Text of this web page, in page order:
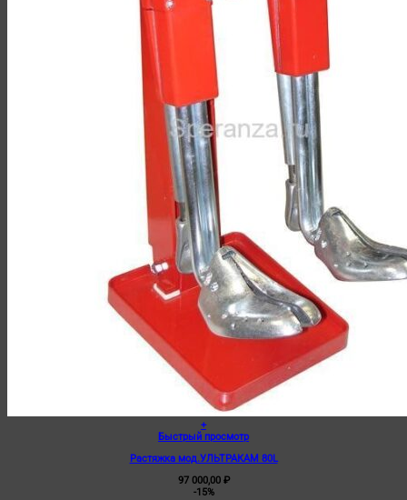
+
Быстрый просмотр
Растяжка мод.УЛЬТРАКАМ 80L
97 000,00 ₽
-15%